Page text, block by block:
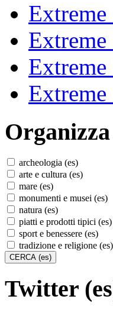
Organizza
archeologia (es)
arte e cultura (es)
mare (es)
monumenti e musei (es)
natura (es)
piatti e prodotti tipici (es)
sport e benessere (es)
tradizione e religione (es)
Twitter